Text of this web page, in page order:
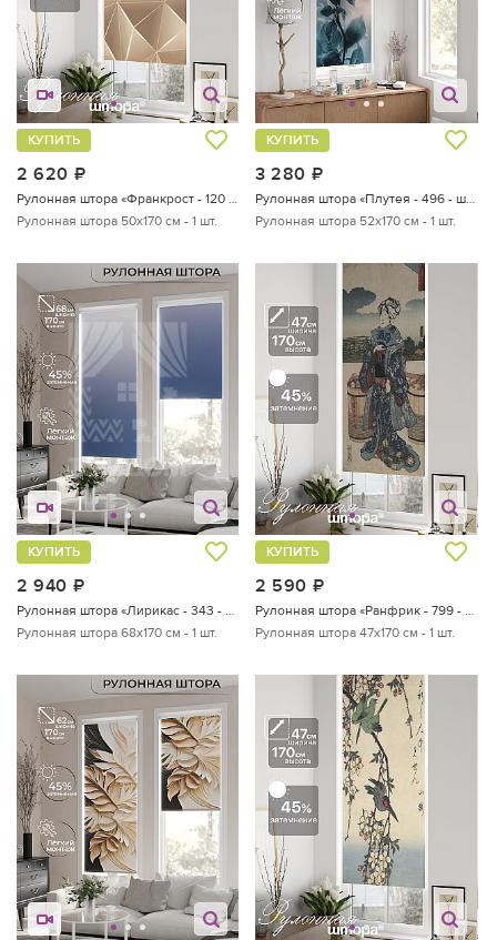
2 620
КУПИТЬ
Рулонная штора «Франкрост - 120 - ширина 50 см»
Рулонная штора 50х170 см - 1 шт.
3 280
КУПИТЬ
Рулонная штора «Плутея - 496 - ширина 52 см»
Рулонная штора 52х170 см - 1 шт.
2 940
КУПИТЬ
Рулонная штора «Лирикас - 343 - ширина 68 см»
Рулонная штора 68х170 см - 1 шт.
2 590
КУПИТЬ
Рулонная штора «Ранфрик - 799 - ширина 47 см»
Рулонная штора 47х170 см - 1 шт.